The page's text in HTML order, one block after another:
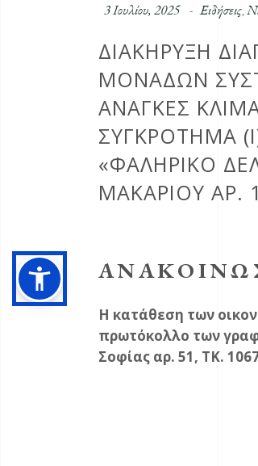
3 Ιουλίου, 2025 Ειδήσεις,
ΔΙΑΚΉΡΥΞΗ
ΜΟΝΆΔΩΝ
ΑΝΆΓΚΕΣ
ΣΥΓΚΡΌΤΗΜΑ
«ΦΑΛΗΡΙΚΌ
ΜΑΚΑΡΊΟΥ ΑΡ.
Η κατάθεση των
πρωτόκολλο των
Σοφίας αρ. 51, ΤΚ.